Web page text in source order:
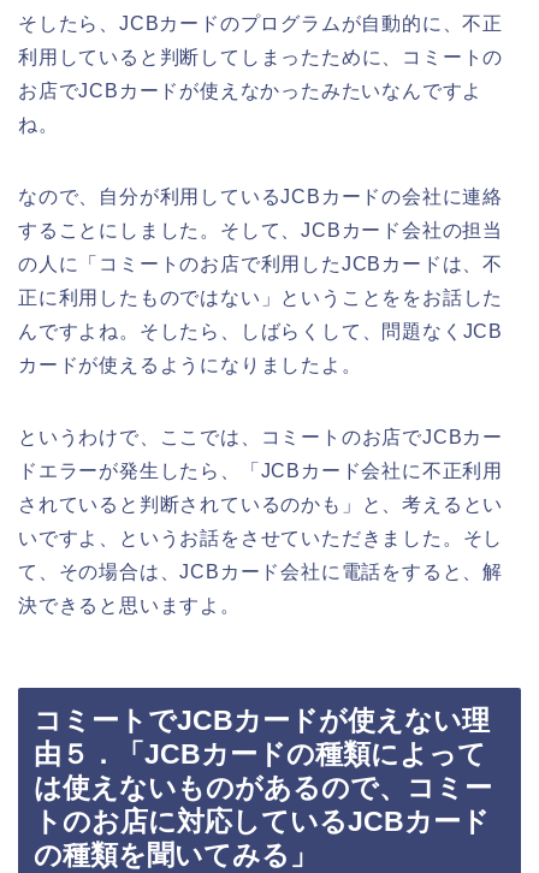
そしたら、JCBカードのプログラムが自動的に、不正
利用していると判断してしまったために、コミートの
お店でJCBカードが使えなかったみたいなんですよ
ね。
なので、自分が利用しているJCBカードの会社に連絡
することにしました。そして、JCBカード会社の担当
の人に「コミートのお店で利用したJCBカードは、不
正に利用したものではない」ということををお話した
んですよね。そしたら、しばらくして、問題なくJCB
カードが使えるようになりましたよ。
というわけで、ここでは、コミートのお店でJCBカー
ドエラーが発生したら、「JCBカード会社に不正利用
されていると判断されているのかも」と、考えるとい
いですよ、というお話をさせていただきました。そし
て、その場合は、JCBカード会社に電話をすると、解
決できると思いますよ。
コミートでJCBカードが使えない理
由５．「JCBカードの種類によって
は使えないものがあるので、コミー
トのお店に対応しているJCBカード
の種類を聞いてみる」